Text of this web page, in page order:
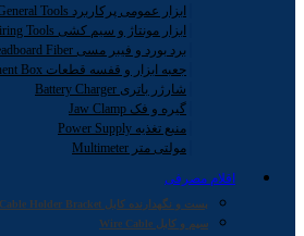
ابزار عمومی پرکاربرد General Tools
ابزار مونتاژ و سیم کشی Montage Wiring Tools
برد بورد و فیبر مسی Breadboard Fiber
جعبه ابزار و قفسه قطعات Tool & Component Box
شارژر باتری Battery Charger
گیره و فک Jaw Clamp
منبع تغذیه Power Supply
مولتی متر Multimeter
اقلام مصرفی
بست و نگهدارنده کابل Cable Holder Bracket
سیم و کابل Wire Cable